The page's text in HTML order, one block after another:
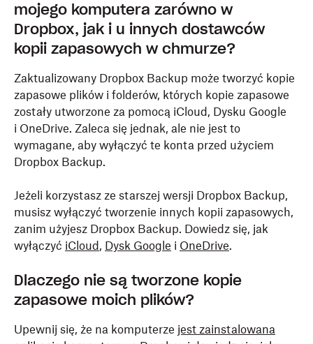
mojego komputera zarówno w
Dropbox, jak i u innych dostawców
kopii zapasowych w chmurze?
Zaktualizowany Dropbox Backup może tworzyć kopie
zapasowe plików i folderów, których kopie zapasowe
zostały utworzone za pomocą iCloud, Dysku Google
i OneDrive. Zaleca się jednak, ale nie jest to
wymagane, aby wyłączyć te konta przed użyciem
Dropbox Backup.
Jeżeli korzystasz ze starszej wersji Dropbox Backup,
musisz wyłączyć tworzenie innych kopii zapasowych,
zanim użyjesz Dropbox Backup. Dowiedz się, jak
wyłączyć iCloud , Dysk Google i OneDrive.
Dlaczego nie są tworzone kopie
zapasowe moich plików?
Upewnij się, że na komputerze jest zainstalowana